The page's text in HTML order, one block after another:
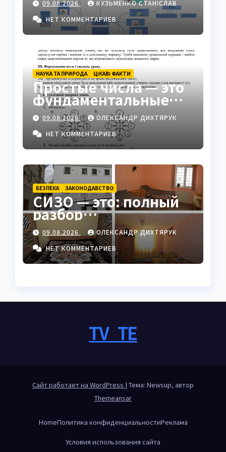
идентичность групп в
обществе
09.08.2026
КУЗЬМЕНКО СТАНІСЛАВ
НЕТ КОММЕНТАРИЕВ
НАУКА ТА ПРИРОДА ЦІКАВІ ФАКТИ
Простые числа — это
фундаментальные
«атомы» математики
09.08.2026
ОЛЕКСАНДР ДИХТЯРУК
НЕТ КОММЕНТАРИЕВ
БЕЗПЕКА ЗАКОНОДАВСТВО
СИЗО — это: полный
разбор
следственного
изолятора в Украине
09.08.2026
ОЛЕКСАНДР ДИХТЯРУК
НЕТ КОММЕНТАРИЕВ
TV_TE
Сайт работает на WordPress | Тема: Newsup, автор
Themeansar
HomeПолитика конфиденциальностиРеклама
Условия использования сайта